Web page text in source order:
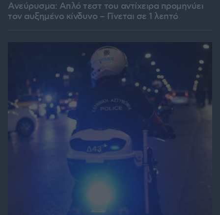
Ανεύρυσμα: Απλό τεστ του αντίχειρα προμηνύει
τον αυξημένο κίνδυνο – Γίνεται σε 1 λεπτό